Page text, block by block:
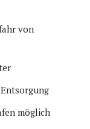
von
möglich